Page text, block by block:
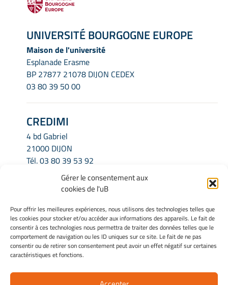
Gérer le consentement aux
cookies de l'uB
Pour offrir les meilleures expériences, nous utilisons des technologies telles que
les cookies pour stocker et/ou accéder aux informations des appareils. Le fait de
consentir à ces technologies nous permettra de traiter des données telles que le
comportement de navigation ou les ID uniques sur ce site. Le fait de ne pas
consentir ou de retirer son consentement peut avoir un effet négatif sur certaines
caractéristiques et fonctions.
UNIVERSITÉ BOURGOGNE EUROPE
Maison de l'université
Esplanade Erasme
BP 27877 21078 DIJON CEDEX
03 80 39 50 00
CREDIMI
4 bd Gabriel
21000 DIJON
Tél.03 80 39 53 92
credimi.secretariat@u-bourgogne.fr
INFORMATIONS LÉGALES
Mentions légales
Gérer mes cookies
Politique de cookies
Déclaration de confidentialité
Avertissement